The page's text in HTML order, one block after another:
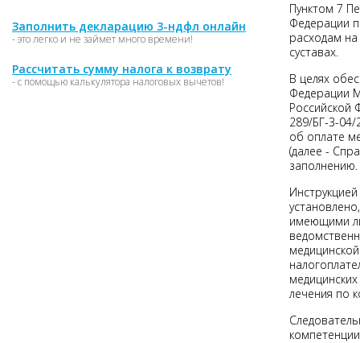
Заполнить декларацию 3-ндфл онлайн
- это легко и не займет много времени!
Рассчитать сумму налога к возврату
- с помощью калькулятора налоговых вычетов!
Пунктом 7
Федерации
расходам
суставах.
В целях
Федерации
Российской
289/БГ-3-
об оплате
(далее -
заполнению.
имеющими
лечения по